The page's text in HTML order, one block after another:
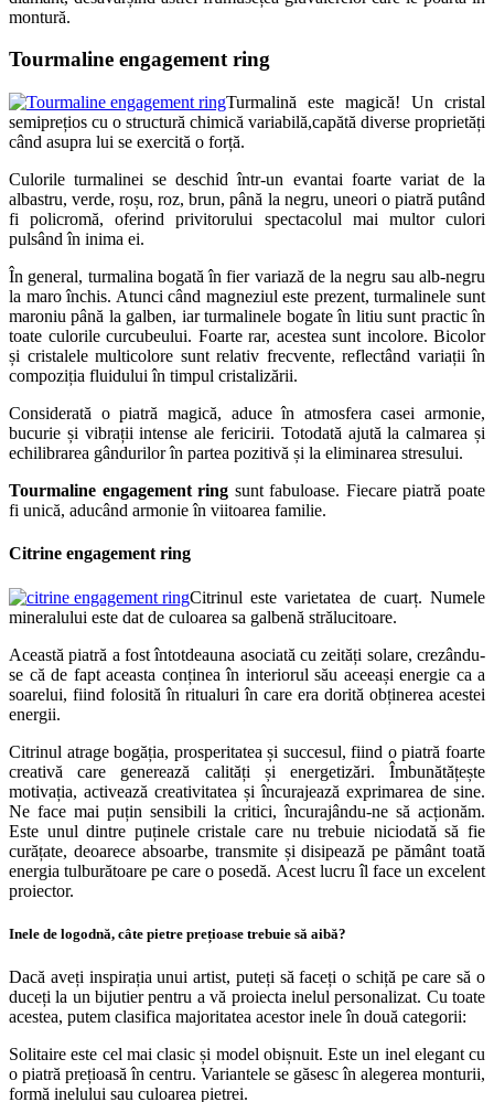
montură.
Tourmaline engagement ring
Turmalină este magică! Un cristal
semiprețios cu o structură chimică variabilă,capătă diverse proprietăți
când asupra lui se exercită o forță.
Culorile turmalinei se deschid într-un evantai foarte variat de la
albastru, verde, roșu, roz, brun, până la negru, uneori o piatră putând
fi policromă, oferind privitorului spectacolul mai multor culori
pulsând în inima ei.
În general, turmalina bogată în fier variază de la negru sau alb-negru
la maro închis. Atunci când magneziul este prezent, turmalinele sunt
maroniu până la galben, iar turmalinele bogate în litiu sunt practic în
toate culorile curcubeului. Foarte rar, acestea sunt incolore. Bicolor
și cristalele multicolore sunt relativ frecvente, reflectând variații în
compoziția fluidului în timpul cristalizării.
Considerată o piatră magică, aduce în atmosfera casei armonie,
bucurie și vibrații intense ale fericirii. Totodată ajută la calmarea și
echilibrarea gândurilor în partea pozitivă și la eliminarea stresului.
Tourmaline engagement ring sunt fabuloase. Fiecare piatră poate
fi unică, aducând armonie în viitoarea familie.
Citrine engagement ring
Citrinul este varietatea de cuarț. Numele
mineralului este dat de culoarea sa galbenă strălucitoare.
Această piatră a fost întotdeauna asociată cu zeități solare, crezându-
se că de fapt aceasta conținea în interiorul său aceeași energie ca a
soarelui, fiind folosită în ritualuri în care era dorită obținerea acestei
energii.
Citrinul atrage bogăția, prosperitatea și succesul, fiind o piatră foarte
creativă care generează calități și energetizări. Îmbunătățește
motivația, activează creativitatea și încurajează exprimarea de sine.
Ne face mai puțin sensibili la critici, încurajându-ne să acționăm.
Este unul dintre puținele cristale care nu trebuie niciodată să fie
curățate, deoarece absoarbe, transmite și disipează pe pământ toată
energia tulburătoare pe care o posedă. Acest lucru îl face un excelent
proiector.
Inele de logodnă, câte pietre prețioase trebuie să aibă?
Dacă aveți inspirația unui artist, puteți să faceți o schiță pe care să o
duceți la un bijutier pentru a vă proiecta inelul personalizat. Cu toate
acestea, putem clasifica majoritatea acestor inele în două categorii:
Solitaire este cel mai clasic și model obișnuit. Este un inel elegant cu
o piatră prețioasă în centru. Variantele se găsesc în alegerea monturii,
formă inelului sau culoarea pietrei.